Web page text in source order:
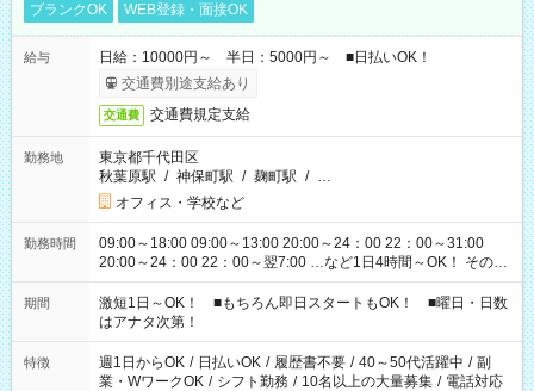
ブランクOK
WEB登録・面接OK
給与
日給：10000円～ 半日：5000円～ ■日払いOK！
交通費別途支給あり
交通費 交通費規定支給
勤務地
東京都千代田区
秋葉原駅 / 神保町駅 / 麹町駅 / …
オフィス・学校など
勤務時間
09:00～18:00 09:00～13:00 20:00～24：00 22：00～31:00
20:00～24：00 22：00～翌7:00 …など1日4時間～OK！ その他
シフトもございます！ お気軽にご相談ください！
期間
激短1日～OK！ ■もちろん即日スタートもOK！ ■曜日・日数
はアナタ次第！
特徴 週1日からOK / 日払いOK / 履歴書不要 / 40～50代活躍中 / 副
業・WワークOK / シフト勤務 / 10名以上の大量募集 / 電話対応